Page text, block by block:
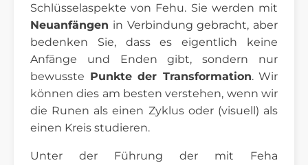
Schlüsselaspekte von Fehu. Sie werden mit
Neuanfängen in Verbindung gebracht, aber
bedenken Sie, dass es eigentlich keine
Anfänge und Enden gibt, sondern nur
bewusste Punkte der Transformation. Wir
können dies am besten verstehen, wenn wir
die Runen als einen Zyklus oder (visuell) als
einen Kreis studieren.
Unter der Führung der mit Feha